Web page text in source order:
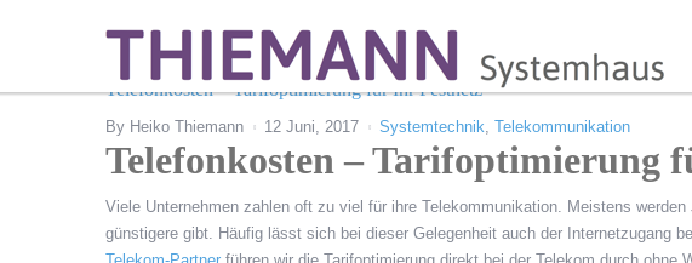
Telefonkosten – Tarifoptimierung für Ihr Festnetz
By Heiko Thiemann 12 Juni, 2017 Systemtechnik, Telekommunikation
Telefonkosten – Tarifoptimierung
Viele Unternehmen zahlen oft zu viel für ihre Telekommunikation. Meistens
günstigere gibt. Häufig lässt sich bei dieser Gelegenheit auch der Internetzugang